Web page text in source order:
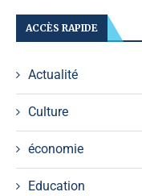
ACCÈS RAPIDE
Actualité
Culture
économie
Education